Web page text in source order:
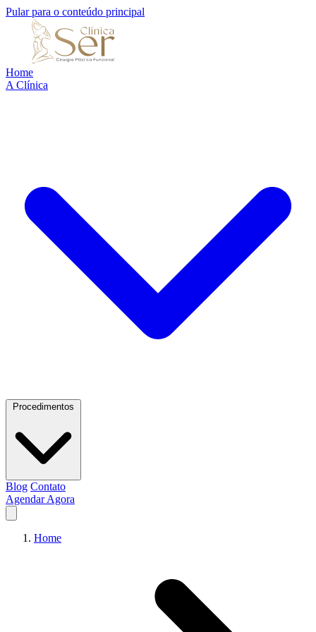
Pular para o conteúdo principal
Home
A Clínica
Blog Contato
Agendar Agora
Home